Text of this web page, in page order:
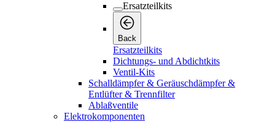
Ersatzteilkits
Back
Ersatzteilkits
Dichtungs- und Abdichtkits
Ventil-Kits
Schalldämpfer & Geräuschdämpfer &
Entlüfter & Trennfilter
Ablaßventile
Elektrokomponenten